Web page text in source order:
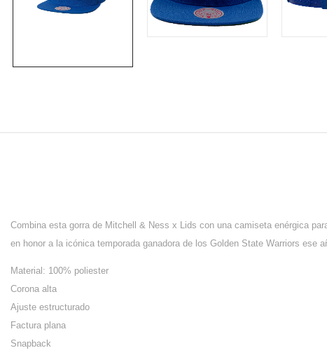
Combina esta gorra de Mitchell & Ness x Lids con una camiseta enérgica
en honor a la icónica temporada ganadora de los Golden State Warriors ese
Material: 100% poliester
Corona alta
Ajuste estructurado
Factura plana
Snapback